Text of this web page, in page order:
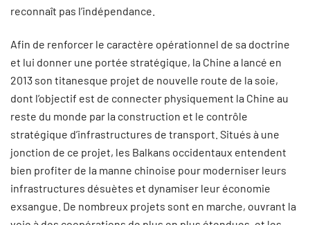
reconnaît pas l’indépendance.
Afin de renforcer le caractère opérationnel de sa doctrine
et lui donner une portée stratégique, la Chine a lancé en
2013 son titanesque projet de nouvelle route de la soie,
dont l’objectif est de connecter physiquement la Chine au
reste du monde par la construction et le contrôle
stratégique d’infrastructures de transport. Situés à une
jonction de ce projet, les Balkans occidentaux entendent
bien profiter de la manne chinoise pour moderniser leurs
infrastructures désuètes et dynamiser leur économie
exsangue. De nombreux projets sont en marche, ouvrant la